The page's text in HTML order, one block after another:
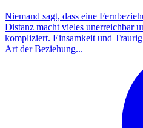
Niemand sagt, dass eine
Distanz macht vieles unerreichbar
kompliziert. Einsamkeit und
Art der Beziehung...